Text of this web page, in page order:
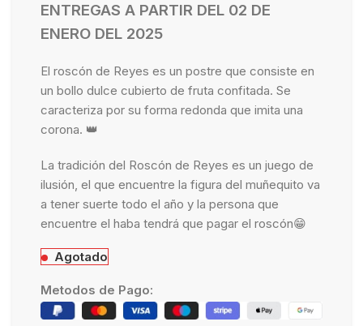
ENTREGAS A PARTIR DEL 02 DE
ENERO DEL 2025
El roscón de Reyes es un postre que consiste en
un bollo dulce cubierto de fruta confitada. Se
caracteriza por su forma redonda que imita una
corona. 👑
La tradición del Roscón de Reyes es un juego de
ilusión, el que encuentre la figura del muñequito va
a tener suerte todo el año y la persona que
encuentre el haba tendrá que pagar el roscón😁
Agotado
Metodos de Pago: